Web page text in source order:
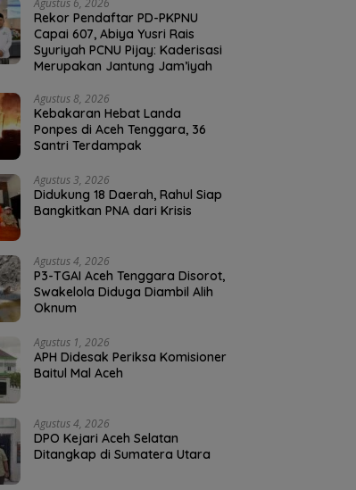
Agustus 6, 2026
Rekor Pendaftar PD-PKPNU
Capai 607, Abiya Yusri Rais
Syuriyah PCNU Pijay: Kaderisasi
Merupakan Jantung Jam’iyah
Agustus 8, 2026
Kebakaran Hebat Landa
Ponpes di Aceh Tenggara, 36
Santri Terdampak
Agustus 3, 2026
Didukung 18 Daerah, Rahul Siap
Bangkitkan PNA dari Krisis
Agustus 4, 2026
P3-TGAI Aceh Tenggara Disorot,
Swakelola Diduga Diambil Alih
Oknum
Agustus 1, 2026
APH Didesak Periksa Komisioner
Baitul Mal Aceh
Agustus 4, 2026
DPO Kejari Aceh Selatan
Ditangkap di Sumatera Utara